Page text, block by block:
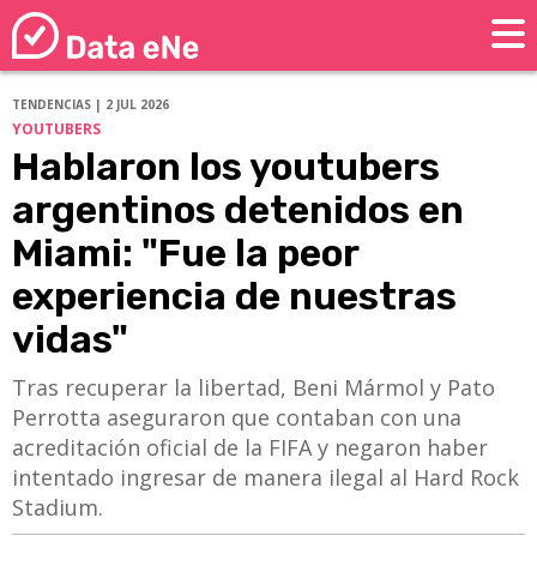
TENDENCIAS | 2 JUL 2026
YOUTUBERS
Hablaron los youtubers
argentinos detenidos en
Miami: "Fue la peor
experiencia de nuestras
vidas"
Tras recuperar la libertad, Beni Mármol y Pato
Perrotta aseguraron que contaban con una
acreditación oficial de la FIFA y negaron haber
intentado ingresar de manera ilegal al Hard Rock
Stadium.